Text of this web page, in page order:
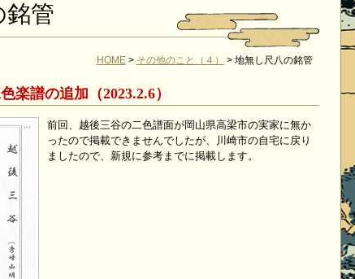
銘管
HOME> その他のこと（４） > 地無し尺八の銘管
楽譜の追加（2023.2.6）
前回、越後三谷の二色譜面が岡山県高梁市の実家に無か
ったので掲載できませんでしたが、川崎市の自宅に戻り
ましたので、新規に参考までに掲載します。